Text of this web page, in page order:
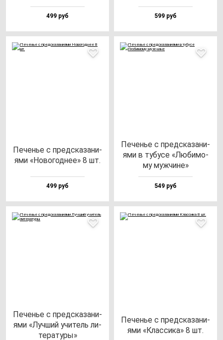
499 руб 599 руб
Печенье с пред­ска­за­ни­
ями «Ново­год­нее» 8 шт.
499 руб
Печенье с пред­ска­за­ни­
ями в ту­бу­се «Люби­мо­
му муж­чи­не»
549 руб
Печенье с пред­ска­за­ни­
ями «Луч­ший учи­тель ли­
те­ра­ту­ры»
Печенье с пред­ска­за­ни­
ями «Клас­си­ка» 8 шт.